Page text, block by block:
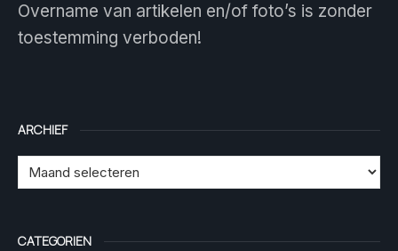
Overname van artikelen en/of foto’s is zonder
toestemming verboden!
ARCHIEF
CATEGORIEN